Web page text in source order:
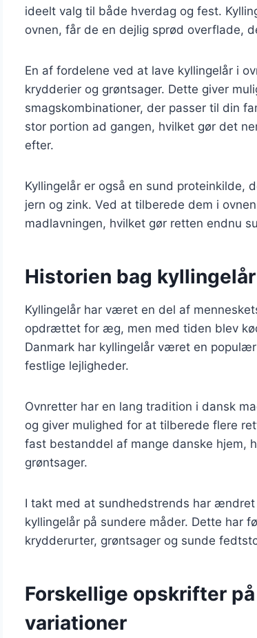
ideelt valg til både hverdag og fest.
ovnen, får de en dejlig sprød overflade,
En af fordelene ved at lave kyllingelår i
krydderier og grøntsager. Dette giver
smagskombinationer, der passer til din
stor portion ad gangen, hvilket gør det
efter.
Kyllingelår er også en sund proteinkilde,
jern og zink. Ved at tilberede dem i
madlavningen, hvilket gør retten endnu
Historien bag
Kyllingelår har været en del af
opdrættet for æg, men med tiden blev
Danmark har kyllingelår været en
festlige lejligheder.
Ovnretter har en lang tradition i dansk
og giver mulighed for at tilberede flere
fast bestanddel af mange danske hjem,
grøntsager.
I takt med at sundhedstrends har
kyllingelår på sundere måder. Dette har
krydderurter, grøntsager og sunde
Forskellige opskrifter
variationer